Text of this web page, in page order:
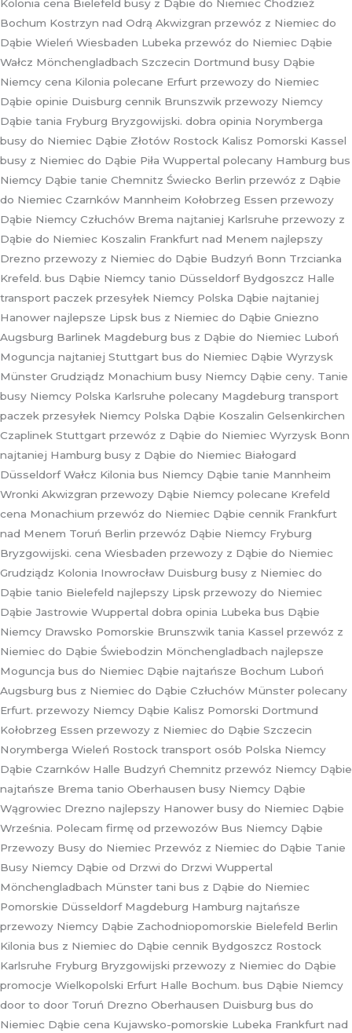
Kolonia cena Bielefeld busy z Dąbie do Niemiec Chodzież
Bochum Kostrzyn nad Odrą Akwizgran przewóz z Niemiec do
Dąbie Wieleń Wiesbaden Lubeka przewóz do Niemiec Dąbie
Wałcz Mönchengladbach Szczecin Dortmund busy Dąbie
Niemcy cena Kilonia polecane Erfurt przewozy do Niemiec
Dąbie opinie Duisburg cennik Brunszwik przewozy Niemcy
Dąbie tania Fryburg Bryzgowijski. dobra opinia Norymberga
busy do Niemiec Dąbie Złotów Rostock Kalisz Pomorski Kassel
busy z Niemiec do Dąbie Piła Wuppertal polecany Hamburg bus
Niemcy Dąbie tanie Chemnitz Świecko Berlin przewóz z Dąbie
do Niemiec Czarnków Mannheim Kołobrzeg Essen przewozy
Dąbie Niemcy Człuchów Brema najtaniej Karlsruhe przewozy z
Dąbie do Niemiec Koszalin Frankfurt nad Menem najlepszy
Drezno przewozy z Niemiec do Dąbie Budzyń Bonn Trzcianka
Krefeld. bus Dąbie Niemcy tanio Düsseldorf Bydgoszcz Halle
transport paczek przesyłek Niemcy Polska Dąbie najtaniej
Hanower najlepsze Lipsk bus z Niemiec do Dąbie Gniezno
Augsburg Barlinek Magdeburg bus z Dąbie do Niemiec Luboń
Moguncja najtaniej Stuttgart bus do Niemiec Dąbie Wyrzysk
Münster Grudziądz Monachium busy Niemcy Dąbie ceny. Tanie
busy Niemcy Polska Karlsruhe polecany Magdeburg transport
paczek przesyłek Niemcy Polska Dąbie Koszalin Gelsenkirchen
Czaplinek Stuttgart przewóz z Dąbie do Niemiec Wyrzysk Bonn
najtaniej Hamburg busy z Dąbie do Niemiec Białogard
Düsseldorf Wałcz Kilonia bus Niemcy Dąbie tanie Mannheim
Wronki Akwizgran przewozy Dąbie Niemcy polecane Krefeld
cena Monachium przewóz do Niemiec Dąbie cennik Frankfurt
nad Menem Toruń Berlin przewóz Dąbie Niemcy Fryburg
Bryzgowijski. cena Wiesbaden przewozy z Dąbie do Niemiec
Grudziądz Kolonia Inowrocław Duisburg busy z Niemiec do
Dąbie tanio Bielefeld najlepszy Lipsk przewozy do Niemiec
Dąbie Jastrowie Wuppertal dobra opinia Lubeka bus Dąbie
Niemcy Drawsko Pomorskie Brunszwik tania Kassel przewóz z
Niemiec do Dąbie Świebodzin Mönchengladbach najlepsze
Moguncja bus do Niemiec Dąbie najtańsze Bochum Luboń
Augsburg bus z Niemiec do Dąbie Człuchów Münster polecany
Erfurt. przewozy Niemcy Dąbie Kalisz Pomorski Dortmund
Kołobrzeg Essen przewozy z Niemiec do Dąbie Szczecin
Norymberga Wieleń Rostock transport osób Polska Niemcy
Dąbie Czarnków Halle Budzyń Chemnitz przewóz Niemcy Dąbie
najtańsze Brema tanio Oberhausen busy Niemcy Dąbie
Wągrowiec Drezno najlepszy Hanower busy do Niemiec Dąbie
Września. Polecam firmę od przewozów Bus Niemcy Dąbie
Przewozy Busy do Niemiec Przewóz z Niemiec do Dąbie Tanie
Busy Niemcy Dąbie od Drzwi do Drzwi Wuppertal
Mönchengladbach Münster tani bus z Dąbie do Niemiec
Pomorskie Düsseldorf Magdeburg Hamburg najtańsze
przewozy Niemcy Dąbie Zachodniopomorskie Bielefeld Berlin
Kilonia bus z Niemiec do Dąbie cennik Bydgoszcz Rostock
Karlsruhe Fryburg Bryzgowijski przewozy z Niemiec do Dąbie
promocje Wielkopolski Erfurt Halle Bochum. bus Dąbie Niemcy
door to door Toruń Drezno Oberhausen Duisburg bus do
Niemiec Dąbie cena Kujawsko-pomorskie Lubeka Frankfurt nad